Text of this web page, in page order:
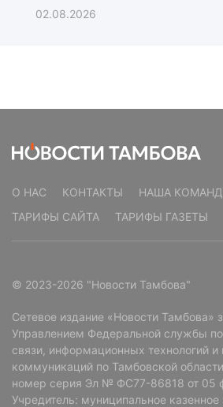
02.08.2026
О НАС КОНТАКТЫ НАША
ТАРИФЫ САЙТА
ТАРИФЫ ГАЗЕТЫ
© 2023-2026 "Новости Тамбова"
Сетевое издание «Новости Тамбова»
Управлением Федеральной службы
связи, информационных технологий
коммуникаций по Тамбовской
номер серия Эл № ФС77-86818 от 05
Учредитель: муниципальное